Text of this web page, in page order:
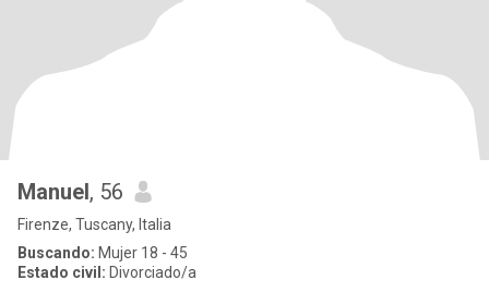
Manuel, 56
Firenze, Tuscany, Italia
Buscando: Mujer 18 - 45
Estado civil: Divorciado/a